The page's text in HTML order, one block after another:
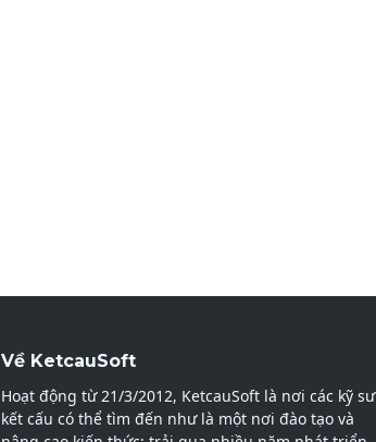
Về KetcauSoft
Hoạt động từ 21/3/2012, KetcauSoft là nơi các kỹ sư
kết cấu có thể tìm đến như là một nơi đào tạo và